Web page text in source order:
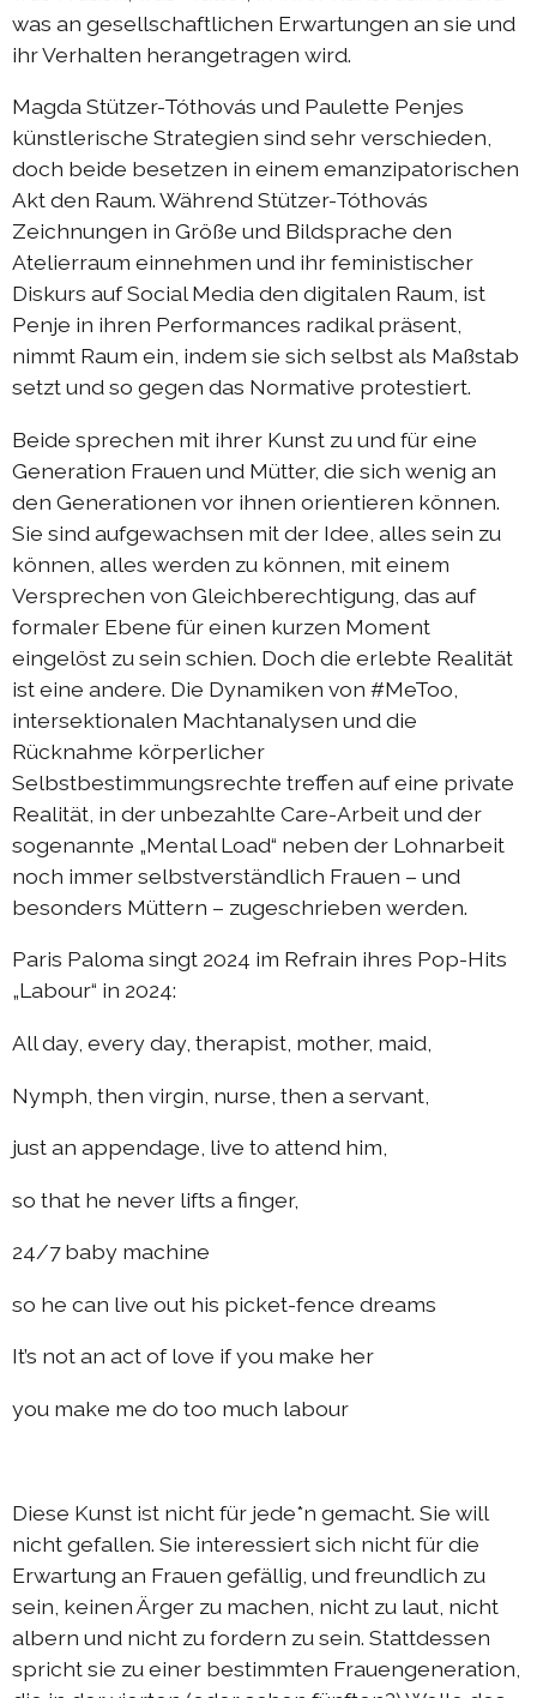
was an gesellschaftlichen Erwartungen an sie und
ihr Verhalten herangetragen wird.
Magda Stützer-Tóthovás und Paulette Penjes
künstlerische Strategien sind sehr verschieden,
doch beide besetzen in einem emanzipatorischen
Akt den Raum. Während Stützer-Tóthovás
Zeichnungen in Größe und Bildsprache den
Atelierraum einnehmen und ihr feministischer
Diskurs auf Social Media den digitalen Raum, ist
Penje in ihren Performances radikal präsent,
nimmt Raum ein, indem sie sich selbst als Maßstab
setzt und so gegen das Normative protestiert.
Beide sprechen mit ihrer Kunst zu und für eine
Generation Frauen und Mütter, die sich wenig an
den Generationen vor ihnen orientieren können.
Sie sind aufgewachsen mit der Idee, alles sein zu
können, alles werden zu können, mit einem
Versprechen von Gleichberechtigung, das auf
formaler Ebene für einen kurzen Moment
eingelöst zu sein schien. Doch die erlebte Realität
ist eine andere. Die Dynamiken von #MeToo,
intersektionalen Machtanalysen und die
Rücknahme körperlicher
Selbstbestimmungsrechte treffen auf eine private
Realität, in der unbezahlte Care-Arbeit und der
sogenannte „Mental Load“ neben der Lohnarbeit
noch immer selbstverständlich Frauen – und
besonders Müttern – zugeschrieben werden.
Paris Paloma singt 2024 im Refrain ihres Pop-Hits
„Labour“ in 2024:
All day, every day, therapist, mother, maid,
Nymph, then virgin, nurse, then a servant,
just an appendage, live to attend him,
so that he never lifts a finger,
24/7 baby machine
so he can live out his picket-fence dreams
It’s not an act of love if you make her
you make me do too much labour
Diese Kunst ist nicht für jede*n gemacht. Sie will
nicht gefallen. Sie interessiert sich nicht für die
Erwartung an Frauen gefällig, und freundlich zu
sein, keinen Ärger zu machen, nicht zu laut, nicht
albern und nicht zu fordern zu sein. Stattdessen
spricht sie zu einer bestimmten Frauengeneration,